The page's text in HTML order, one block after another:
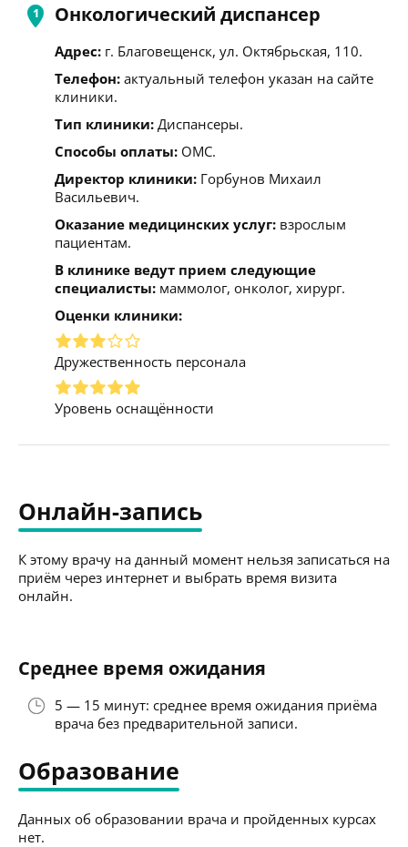
Онкологический диспансер
Адрес: г. Благовещенск, ул. Октябрьская, 110.
Телефон: актуальный телефон указан на сайте
клиники.
Тип клиники: Диспансеры.
Способы оплаты: ОМС.
Директор клиники: Горбунов Михаил
Васильевич.
Оказание медицинских услуг: взрослым
пациентам.
В клинике ведут прием следующие
специалисты: маммолог, онколог, хирург.
Оценки клиники:
Дружественность персонала
Уровень оснащённости
Онлайн-запись
К этому врачу на данный момент нельзя записаться на
приём через интернет и выбрать время визита
онлайн.
Среднее время ожидания
5 — 15 минут: среднее время ожидания приёма
врача без предварительной записи.
Образование
Данных об образовании врача и пройденных курсах
нет.